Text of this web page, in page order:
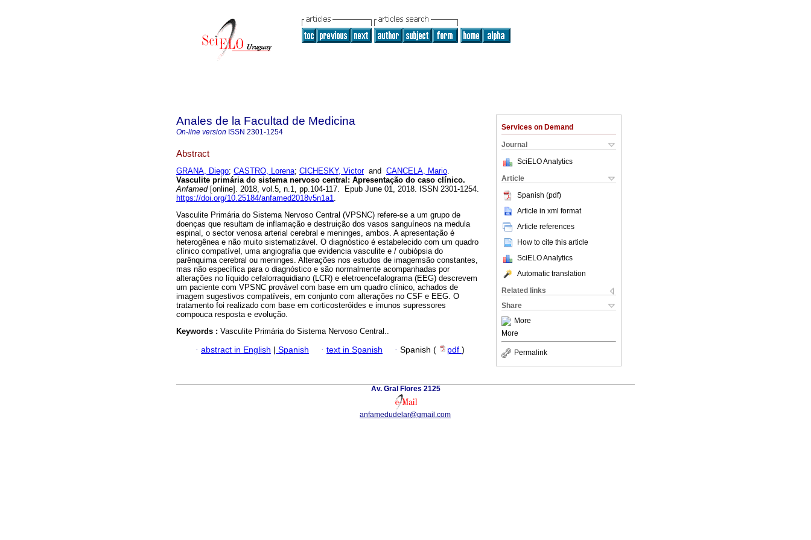
Services on Demand
Journal
SciELO Analytics
Article
Spanish (pdf)
Article in xml format
Article references
How to cite this article
SciELO Analytics
Automatic translation
Related links
Share
More
More
Permalink
Anales de la Facultad de Medicina
On-line version ISSN 2301-1254
Abstract
GRANA, Diego; CASTRO, Lorena; CICHESKY, Victorand CANCELA, Mario.
Vasculite primária do sistema nervoso central: Apresentação do caso clínico.
Anfamed[online]. 2018, vol.5, n.1, pp.104-117. Epub June 01, 2018. ISSN 2301-1254.
https://doi.org/10.25184/anfamed2018v5n1a1.
Vasculite Primária do Sistema Nervoso Central (VPSNC) refere-se a um grupo de
doenças que resultam de inflamação e destruição dos vasos sanguíneos na medula
espinal, o sector venosa arterial cerebral e meninges, ambos. A apresentação é
heterogênea e não muito sistematizável. O diagnóstico é estabelecido com um quadro
clínico compatível, uma angiografia que evidencia vasculite e / oubiópsia do
parênquima cerebral ou meninges. Alterações nos estudos de imagemsão constantes,
mas não específica para o diagnóstico e são normalmente acompanhadas por
alterações no líquido cefalorraquidiano (LCR) e eletroencefalograma (EEG) descrevem
um paciente com VPSNC provável com base em um quadro clínico, achados de
imagem sugestivos compatíveis, em conjunto com alterações no CSF e EEG. O
tratamento foi realizado com base em corticosteróides e imunos supressores
compouca resposta e evolução.
Keywords : Vasculite Primária do Sistema Nervoso Central..
· abstract in English | Spanish · text in Spanish · Spanish ( pdf )
Av. Gral Flores 2125
anfamedudelar@gmail.com